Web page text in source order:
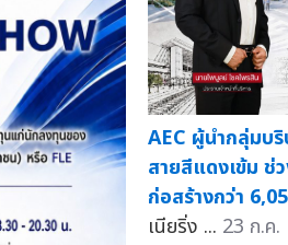
AEC ผู้นำกลุ่มบ
สายสีแดงเข้ม ช่
ก่อสร้างกว่า
เนียริ่ง ... 23 ก.ค.